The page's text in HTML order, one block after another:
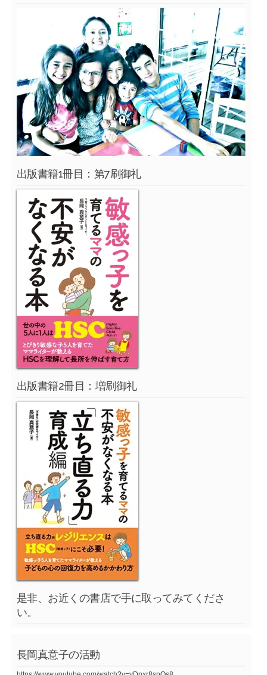
出版書籍1冊目：第7刷御礼
出版書籍2冊目：増刷御礼
是非、お近くの書店で手に取ってみてくださ
い。
長岡真意子の活動